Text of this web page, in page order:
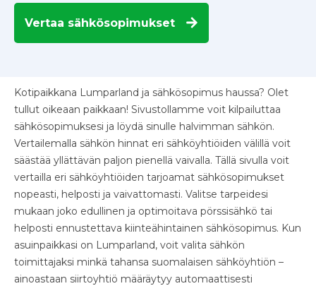
Vertaa sähkösopimukset
Kotipaikkana Lumparland ja sähkösopimus haussa? Olet
tullut oikeaan paikkaan! Sivustollamme voit kilpailuttaa
sähkösopimuksesi ja löydä sinulle halvimman sähkön.
Vertailemalla sähkön hinnat eri sähköyhtiöiden välillä voit
säästää yllättävän paljon pienellä vaivalla. Tällä sivulla voit
vertailla eri sähköyhtiöiden tarjoamat sähkösopimukset
nopeasti, helposti ja vaivattomasti. Valitse tarpeidesi
mukaan joko edullinen ja optimoitava pörssisähkö tai
helposti ennustettava kiinteähintainen sähkösopimus. Kun
asuinpaikkasi on Lumparland, voit valita sähkön
toimittajaksi minkä tahansa suomalaisen sähköyhtiön –
ainoastaan siirtoyhtiö määräytyy automaattisesti